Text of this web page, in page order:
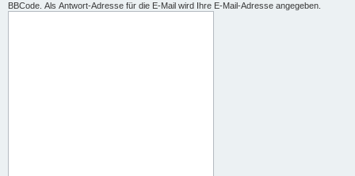
BBCode. Als Antwort-Adresse für die E-Mail wird Ihre E-Mail-Adresse angegeben.